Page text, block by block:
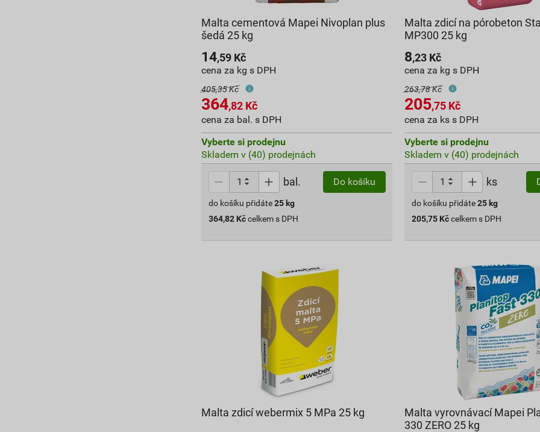
Malta cementová Mapei Nivoplan plus
šedá 25 kg
14,59 Kč
cena za kg s DPH
405,35 Kč
364,82 Kč
cena za bal. s DPH
Vyberte si prodejnu
Skladem v (40) prodejnách
bal. Do košíku
do košíku přidáte 25 kg
364,82 Kč celkem s DPH
Malta zdicí na pórobeton
MP300 25 kg
8,23 Kč
cena za kg s DPH
263,78 Kč
205,75 Kč
cena za ks s DPH
Vyberte si prodejnu
Skladem v (40) prodejnách
ks
do košíku přidáte25 kg
205,75 Kčcelkem s DPH
Malta zdicí webermix 5 MPa 25 kg
Malta vyrovnávací Mapei
330 ZERO 25 kg